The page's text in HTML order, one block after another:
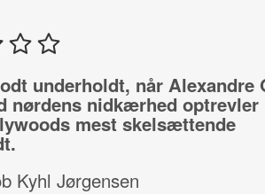
underholdt, når Alexandre
nørdens nidkærhed
mest skelsættende
Kyhl Jørgensen